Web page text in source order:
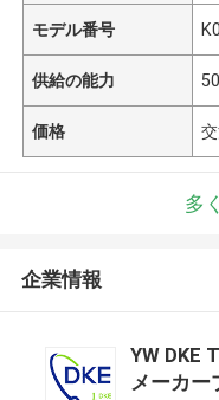
モデル番号
供給の能力
価格
多
企業情報
YW DKE
メーカー